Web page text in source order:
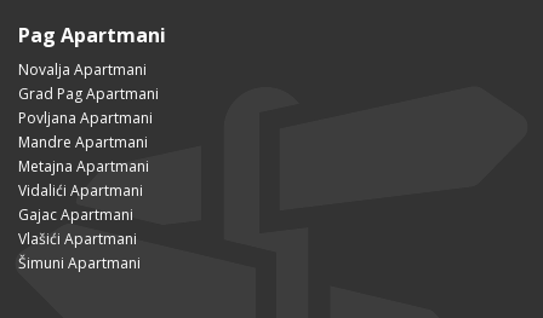
Pag Apartmani
Novalja Apartmani
Grad Pag Apartmani
Povljana Apartmani
Mandre Apartmani
Metajna Apartmani
Vidalići Apartmani
Gajac Apartmani
Vlašići Apartmani
Šimuni Apartmani